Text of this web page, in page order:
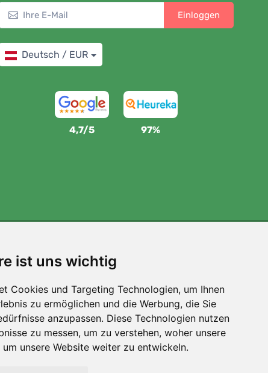
ist uns wichtig
Cookies und Targeting Technologien, um Ihnen
zu ermöglichen und die Werbung, die Sie
anzupassen. Diese Technologien nutzen
zu messen, um zu verstehen, woher unsere
unsere Website weiter zu entwickeln.
Einloggen
Deutsch / EUR
4,7/5 97%
Wir unterstützen Trees.org
Für jede Bestellung pflanzen wir einen Baum! Mehr